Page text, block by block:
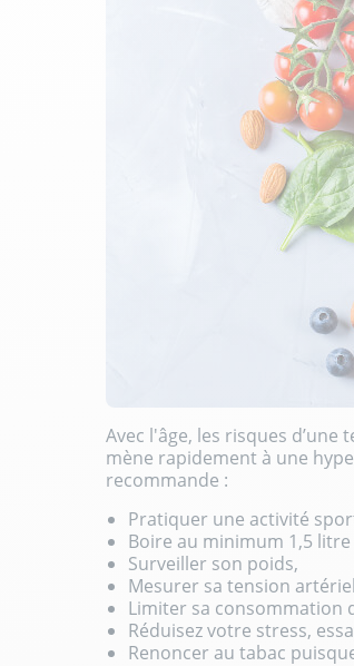
Avec l'âge, les risques
mène rapidement à une
recommande :
Pratiquer une activité
Boire au minimum 1,5 litre
Surveiller son poids,
Mesurer sa tension
Limiter sa consommation
Réduisez votre stress,
Renoncer au tabac